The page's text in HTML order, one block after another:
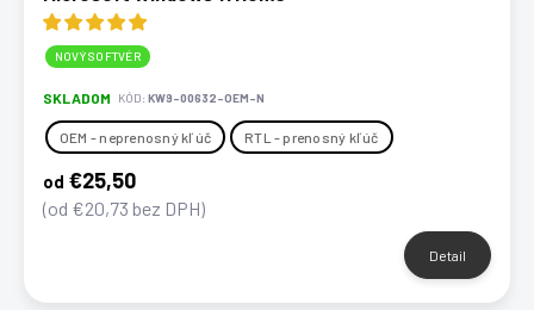
NOVÝ SOFTVÉR
SKLADOM KÓD: KW9-00632-OEM-N
OEM - neprenosný kľúč RTL - prenosný kľúč
od €25,50
(od €20,73 bez DPH)
Detail